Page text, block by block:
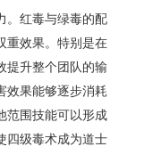
。红毒与绿毒的配
重效果。特别是在
提升整个团队的输
效果能够逐步消耗
范围技能可以形成
四级毒术成为道士